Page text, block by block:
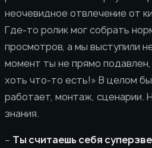
неочевидное отвлечение от
Где-то ролик мог собрать
просмотров, а мы выступили
момент ты не прямо
хоть что-то есть!» В целом
работает, монтаж, сценарии.
знания.
– Ты считаешь себя